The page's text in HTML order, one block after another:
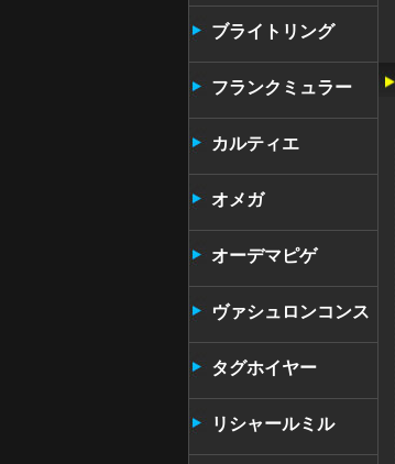
ブライトリング
フランクミュラー
カルティエ
オメガ
オーデマピゲ
ヴァシュロンコンス
タンタン
タグホイヤー
リシャールミル